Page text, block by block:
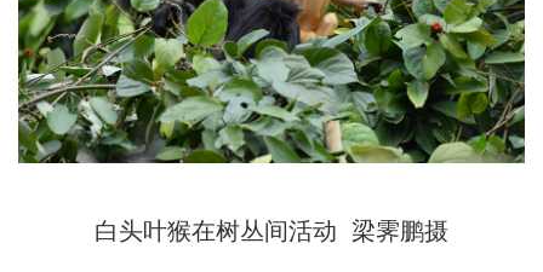
白头叶猴在树丛间活动 梁霁鹏摄